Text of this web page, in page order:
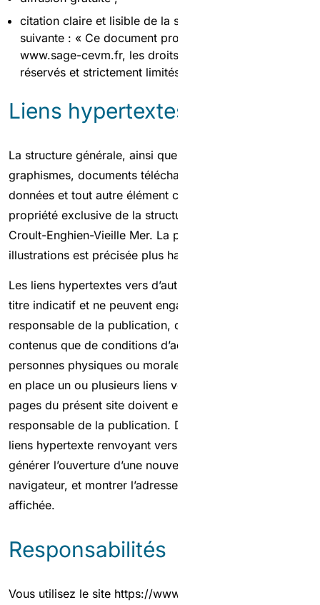
citation claire et lisible de la source de la façon
suivante : « Ce document provient du site internet
www.sage-cevm.fr, les droits de reproduction sont
réservés et strictement limités. »
Liens hypertextes
La structure générale, ainsi que les textes, sons, vidéos,
graphismes, documents téléchargeables, bases de
données et tout autre élément composant le site sont la
propriété exclusive de la structure porteuse du SAGE
Croult-Enghien-Vieille Mer. La propriété des photos et
illustrations est précisée plus haut.
Les liens hypertextes vers d’autres sites sont donnés à
titre indicatif et ne peuvent engager la responsabilité du
responsable de la publication, que ce soit en terme de
contenus que de conditions d’accès. En outre, les
personnes physiques ou morales désireuses de mettre
en place un ou plusieurs liens vers une ou plusieurs
pages du présent site doivent en informer le
responsable de la publication. De manière générale, les
liens hypertexte renvoyant vers le présent site doivent
générer l’ouverture d’une nouvelle fenêtre de
navigateur, et montrer l’adresse complète de la page
affichée.
Responsabilités
Vous utilisez le site https://www.sage-cevm.fr/ sous